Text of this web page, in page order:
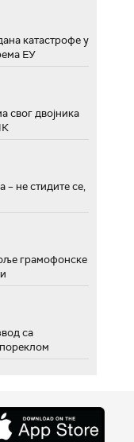
катастрофе у
ЕУ
свог двојника
– не стидите се,
грамофонске
са